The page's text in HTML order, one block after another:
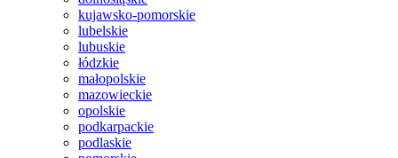
kujawsko-pomorskie
lubelskie
lubuskie
łódzkie
małopolskie
mazowieckie
opolskie
podkarpackie
podlaskie